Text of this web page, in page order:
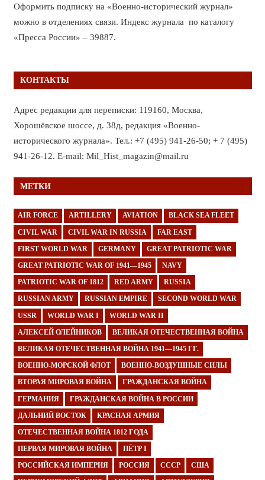
Оформить подписку на «Военно-исторический журнал»
можно в отделениях связи. Индекс журнала по каталогу
«Пресса России» – 39887.
КОНТАКТЫ
Адрес редакции для переписки: 119160, Москва,
Хорошёвское шоссе, д. 38д, редакция «Военно-
исторического журнала». Тел.: +7 (495) 941-26-50; + 7 (495)
941-26-12. E-mail: Mil_Hist_magazin@mail.ru
МЕТКИ
AIR FORCE ARTILLERY AVIATION BLACK SEA FLEET
CIVIL WAR CIVIL WAR IN RUSSIA FAR EAST
FIRST WORLD WAR GERMANY GREAT PATRIOTIC WAR
GREAT PATRIOTIC WAR OF 1941—1945 NAVY
PATRIOTIC WAR OF 1812 RED ARMY RUSSIA
RUSSIAN ARMY RUSSIAN EMPIRE SECOND WORLD WAR
USSR WORLD WAR I WORLD WAR II
АЛЕКСЕЙ ОЛЕЙНИКОВ ВЕЛИКАЯ ОТЕЧЕСТВЕННАЯ ВОЙНА
ВЕЛИКАЯ ОТЕЧЕСТВЕННАЯ ВОЙНА 1941—1945 ГГ.
ВОЕННО-МОРСКОЙ ФЛОТ ВОЕННО-ВОЗДУШНЫЕ СИЛЫ
ВТОРАЯ МИРОВАЯ ВОЙНА ГРАЖДАНСКАЯ ВОЙНА
ГЕРМАНИЯ ГРАЖДАНСКАЯ ВОЙНА В РОССИИ
ДАЛЬНИЙ ВОСТОК КРАСНАЯ АРМИЯ
ОТЕЧЕСТВЕННАЯ ВОЙНА 1812 ГОДА
ПЕРВАЯ МИРОВАЯ ВОЙНА ПЁТР I
РОССИЙСКАЯ ИМПЕРИЯ РОССИЯ СССР США